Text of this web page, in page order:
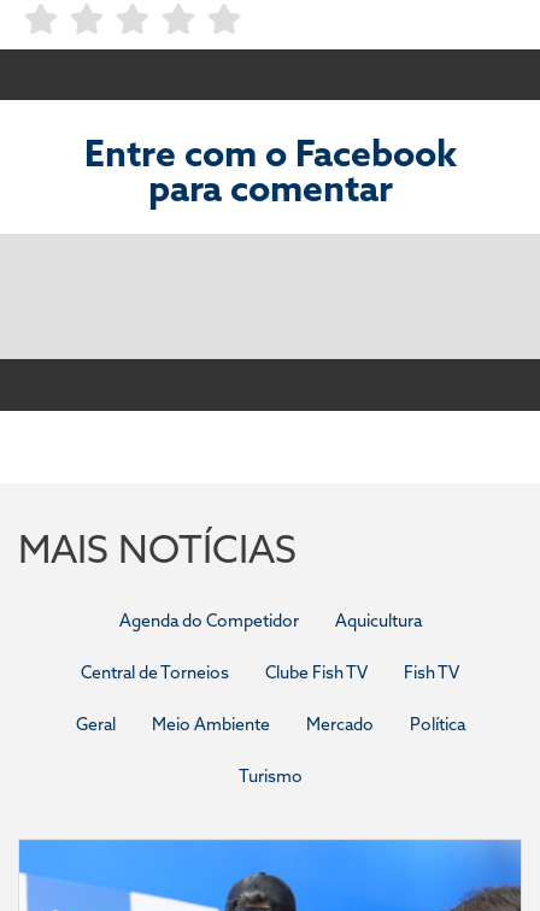
Entre com o Facebook
para comentar
MAIS NOTÍCIAS
Agenda do Competidor Aquicultura
Central de Torneios Clube Fish TV Fish TV
Geral Meio Ambiente Mercado Política
Turismo